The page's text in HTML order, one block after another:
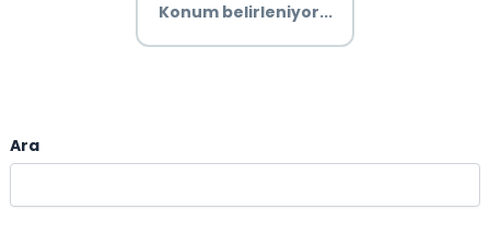
Konum belirleniyor...
Ara